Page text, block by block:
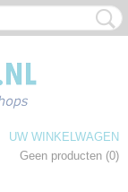
UW WINKELWAGEN
Geen producten (0)